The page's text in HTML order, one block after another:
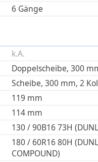
6 Gänge
k.A.
Doppelscheibe, 300
Scheibe, 300 mm, 2
119 mm
114 mm
130 / 90B16 73H
180 / 60R16 80H
COMPOUND)